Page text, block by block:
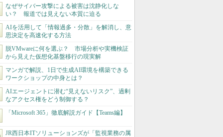
なぜサイバー攻撃による被害は沈静化しな
い？ 報道では見えない本質に迫る
AIを活用して「情報過多・分散」を解消し、意
思決定を高速化する方法
脱VMwareに何を選ぶ？ 市場分析や実機検証
から見えた仮想化基盤移行の現実解
マンガで解説、1日で生成AI環境を構築できる
ワークショップの中身とは？
AIエージェントに潜む“見えないリスク”、過剰
なアクセス権をどう制御する？
「Microsoft 365」徹底解説ガイド【Teams編】
JR西日本ITソリューションズが「監視業務の属